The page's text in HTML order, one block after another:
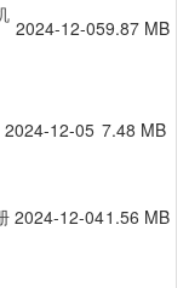
2024-12-059.87 MB
2024-12-05 7.48 MB
2024-12-041.56 MB